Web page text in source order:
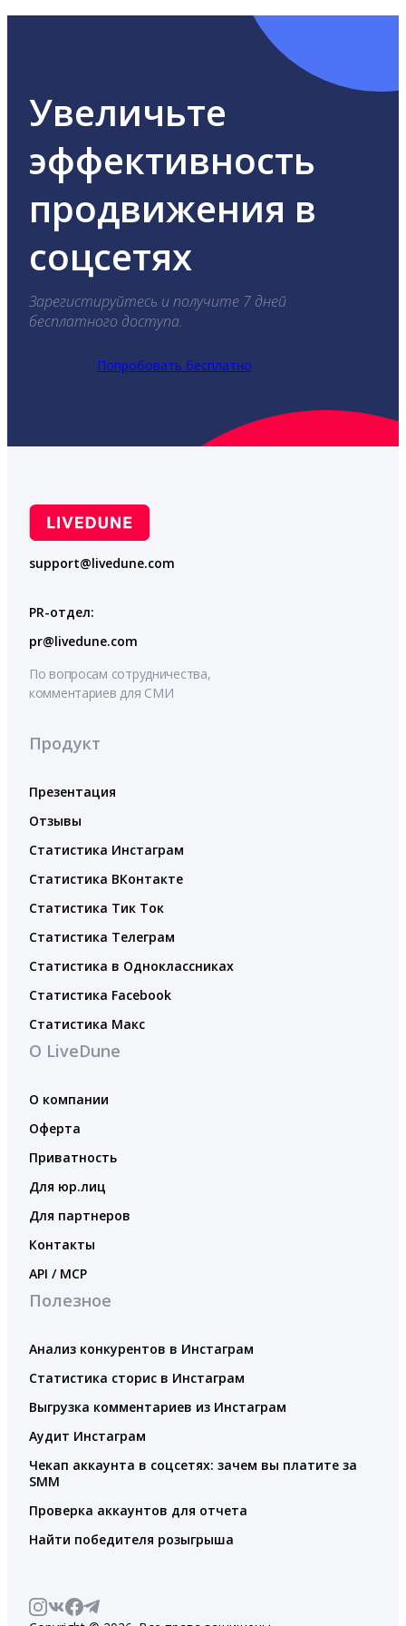
Увеличьте
эффективность
продвижения в
соцсетях
Зарегистируйтесь и получите 7 дней
бесплатного доступа.
Попробовать бесплатно
support@livedune.com
PR-отдел:
pr@livedune.com
По вопросам сотрудничества,
комментариев для СМИ
Продукт
Презентация
Отзывы
Статистика Инстаграм
Статистика ВКонтакте
Статистика Тик Ток
Статистика Телеграм
Статистика в Одноклассниках
Статистика Facebook
Статистика Макс
О LiveDune
О компании
Оферта
Приватность
Для юр.лиц
Для партнеров
Контакты
API / MCP
Полезное
Анализ конкурентов в Инстаграм
Статистика сторис в Инстаграм
Выгрузка комментариев из Инстаграм
Аудит Инстаграм
Чекап аккаунта в соцсетях: зачем вы платите за
SMM
Проверка аккаунтов для отчета
Найти победителя розыгрыша